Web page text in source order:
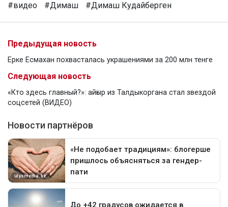
#видео #Димаш #Димаш Кудайберген
Предыдущая новость
Ерке Есмахан похвасталась украшениями за 200 млн тенге
Следующая новость
«Кто здесь главный?»: айғыр из Талдыкоргана стал звездой
соцсетей (ВИДЕО)